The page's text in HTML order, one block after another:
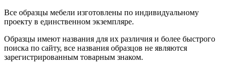
Все образцы мебели изготовлены по индивидуальному
проекту в единственном экземпляре.
Образцы имеют названия для их различия и более быстрого
поиска по сайту, все названия образцов не являются
зарегистрированным товарным знаком.